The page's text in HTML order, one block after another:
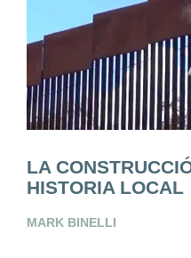
LA
HISTORIA LOCAL
MARK BINELLI